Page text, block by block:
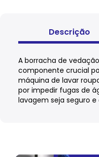
Descrição
A borracha de
componente crucial
máquina de lavar
por impedir fugas de
lavagem seja seguro